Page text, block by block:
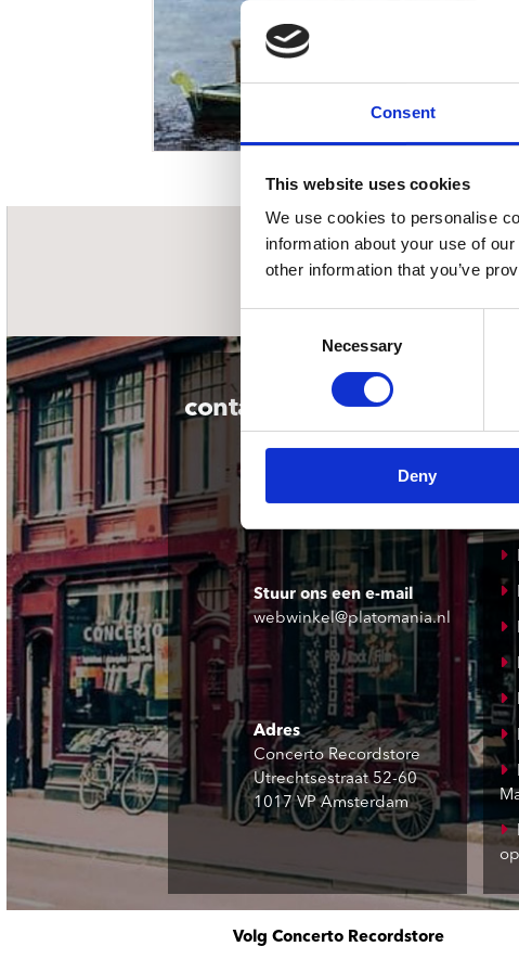
Consent
This website uses cookies
We use cookies to personalise
information about your use of
other information that you’ve
Selection
Necessary
Deny
Classics
7 Inch singles
Bierviltjes
nieuwsbrief
contact
Stuur ons een e-mail
webwinkel@platomania.nl
Adres
Concerto Recordstore
Utrechtsestraat 52-60
1017 VP Amsterdam
Volg Concerto Recordstore